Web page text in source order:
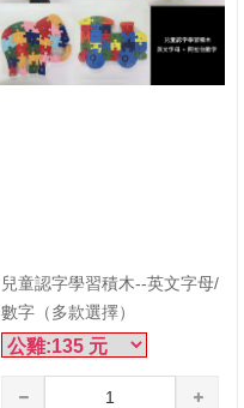
兒童認字學習積木--英文字母/
數字（多款選擇）